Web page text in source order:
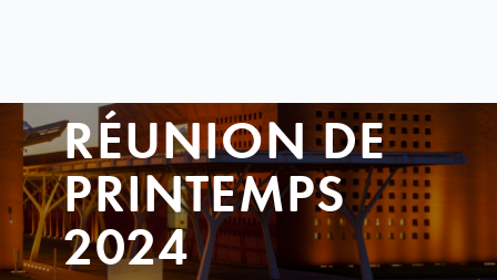
RÉUNION DE
PRINTEMPS
2024